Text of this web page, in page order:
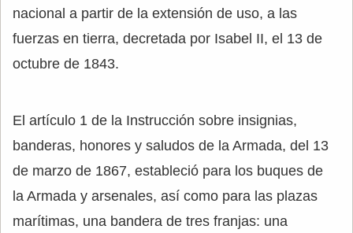
nacional a partir de la extensión de uso, a las
fuerzas en tierra, decretada por Isabel II, el 13 de
octubre de 1843.
El artículo 1 de la Instrucción sobre insignias,
banderas, honores y saludos de la Armada, del 13
de marzo de 1867, estableció para los buques de
la Armada y arsenales, así como para las plazas
marítimas, una bandera de tres franjas: una